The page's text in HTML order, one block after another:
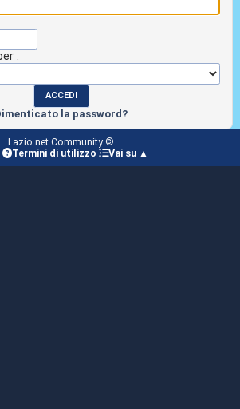
:
la password?
Lazio.net Community ©
Termini di utilizzo Vai su ▲